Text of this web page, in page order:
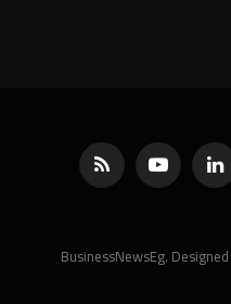
لينكدإن يوتيوب RSS